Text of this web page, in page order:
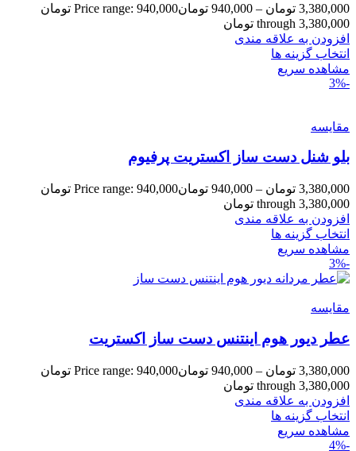
3,380,000 تومان –
940,000 تومان
Price range: 940,000 تومان
through 3,380,000 تومان
افزودن به علاقه مندی
انتخاب گزینه ها
مشاهده سریع
-3%
مقایسه
بلو شنل دست ساز اکستریت پرفیوم
3,380,000 تومان –
940,000 تومان
Price range: 940,000 تومان
through 3,380,000 تومان
افزودن به علاقه مندی
انتخاب گزینه ها
مشاهده سریع
-3%
مقایسه
عطر دیور هوم اینتنس دست ساز اکستریت
3,380,000 تومان –
940,000 تومان
Price range: 940,000 تومان
through 3,380,000 تومان
افزودن به علاقه مندی
انتخاب گزینه ها
مشاهده سریع
-4%